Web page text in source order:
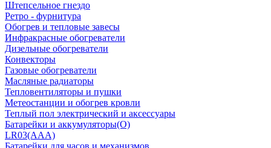
Штепсельное гнездо
Ретро - фурнитура
Обогрев и тепловые завесы
Инфракрасные обогреватели
Дизельные обогреватели
Конвекторы
Газовые обогреватели
Масляные радиаторы
Тепловентиляторы и пушки
Метеостанции и обогрев кровли
Теплый пол электрический и аксессуары
Батарейки и аккумуляторы(О)
LR03(AAA)
Батарейки для часов и механизмов